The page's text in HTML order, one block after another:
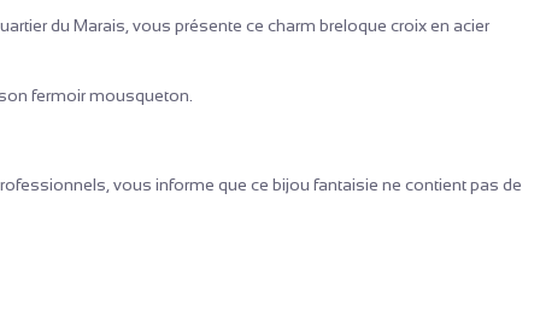
du Marais, vous présente ce charm breloque croix en acier
fermoir mousqueton.
vous informe que ce bijou fantaisie ne contient pas de